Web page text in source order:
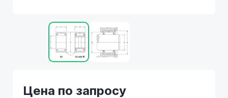
Цена по запросу